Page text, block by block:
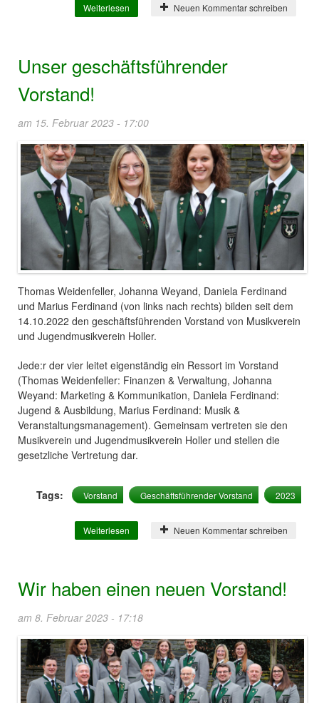
Weiterlesen über Das Ressort „Finanzen & Verwaltung“!
Neuen Kommentar schreiben
Unser geschäftsführender
Vorstand!
am 15. Februar 2023 - 17:00
Thomas Weidenfeller, Johanna Weyand, Daniela Ferdinand
und Marius Ferdinand (von links nach rechts) bilden seit dem
14.10.2022 den geschäftsführenden Vorstand von Musikverein
und Jugendmusikverein Holler.
Jede:r der vier leitet eigenständig ein Ressort im Vorstand
(Thomas Weidenfeller: Finanzen & Verwaltung, Johanna
Weyand: Marketing & Kommunikation, Daniela Ferdinand:
Jugend & Ausbildung, Marius Ferdinand: Musik &
Veranstaltungsmanagement). Gemeinsam vertreten sie den
Musikverein und Jugendmusikverein Holler und stellen die
gesetzliche Vertretung dar.
Tags: Vorstand Geschäftsführender Vorstand 2023
Weiterlesen über Unser geschäftsführender Vorstand!
Neuen Kommentar schreiben
Wir haben einen neuen Vorstand!
am 8. Februar 2023 - 17:18